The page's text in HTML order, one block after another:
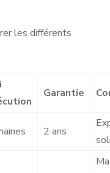
les différents
Garantie
2 ans